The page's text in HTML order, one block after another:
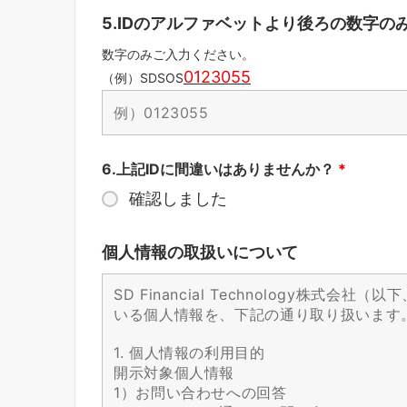
5.IDのアルファベットより後ろの数字の
数字のみご入力ください。
（例） SDSOS0123055
6.上記IDに間違いはありませんか？ *
確認しました
個人情報の取扱いについて